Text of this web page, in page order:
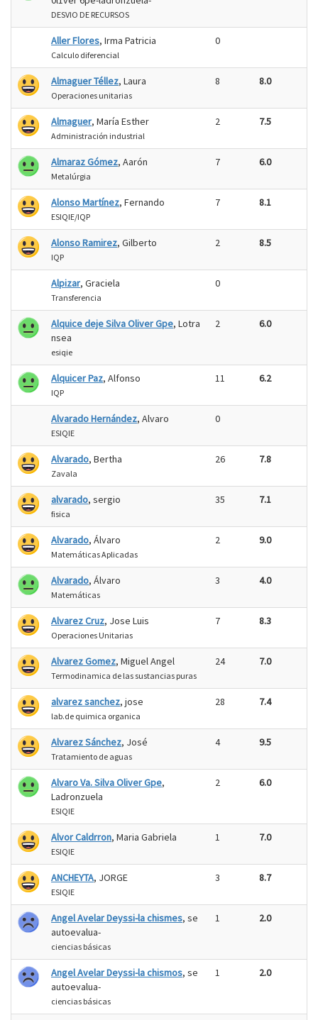
DESVIO DE RECURSOS
Aller Flores, Irma Patricia
Calculo diferencial
0
Almaguer Téllez, Laura
Operaciones unitarias
8 8.0
Almaguer, María Esther
Administración industrial
2 7.5
Almaraz Gómez, Aarón
Metalúrgia
7 6.0
Alonso Martínez, Fernando
ESIQIE/IQP
7 8.1
Alonso Ramirez, Gilberto
IQP
2 8.5
Alpizar, Graciela
Transferencia
0
Alquice deje Silva Oliver Gpe, Lotra
nsea
esiqie
2 6.0
Alquicer Paz, Alfonso
IQP
11 6.2
Alvarado Hernández, Alvaro
ESIQIE
0
Alvarado, Bertha
Zavala
26 7.8
alvarado, sergio
fisica
35 7.1
Alvarado, Álvaro
Matemáticas Aplicadas
2 9.0
Alvarado, Álvaro
Matemáticas
3 4.0
Alvarez Cruz, Jose Luis
Operaciones Unitarias
7 8.3
Alvarez Gomez, Miguel Angel
Termodinamica de las sustancias puras
24 7.0
alvarez sanchez, jose
lab.de quimica organica
28 7.4
Alvarez Sánchez, José
Tratamiento de aguas
4 9.5
Alvaro Va. Silva Oliver Gpe,
Ladronzuela
ESIQIE
2 6.0
Alvor Caldrron, Maria Gabriela
ESIQIE
1 7.0
ANCHEYTA, JORGE
ESIQIE
3 8.7
Angel Avelar Deyssi-la chismes, se
autoevalua-
ciencias básicas
1 2.0
Angel Avelar Deyssi-la chismos, se
autoevalua-
ciencias básicas
1 2.0